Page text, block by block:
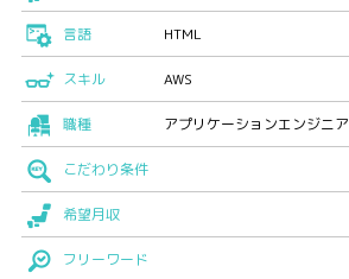
言語 HTML
スキル AWS
職種 アプリケーションエンジニア
こだわり条件
希望月収
フリーワード